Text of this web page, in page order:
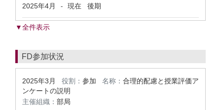
2025年4月
- 現在 後期
▼全件表示
FD参加状況
2025年3月 役割： 参加 名称： 合理的配慮と授業評価ア
ンケートの説明
主催組織： 部局